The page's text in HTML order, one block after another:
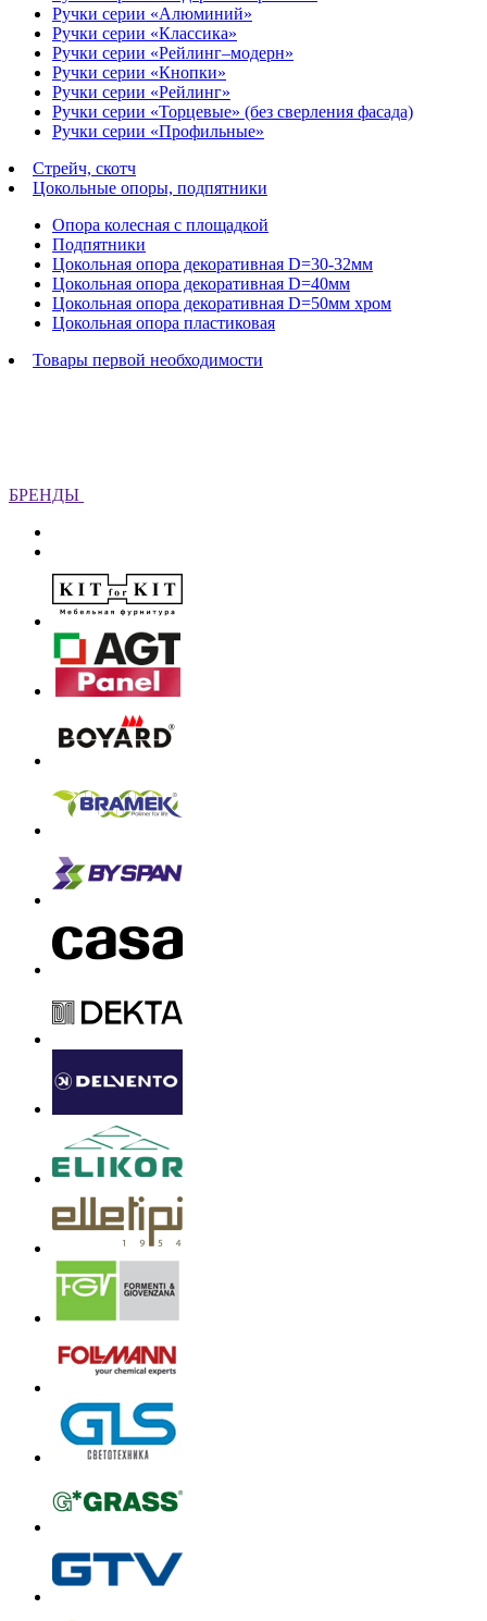
Ручки серии «Алюминий»
Ручки серии «Классика»
Ручки серии «Рейлинг–модерн»
Ручки серии «Кнопки»
Ручки серии «Рейлинг»
Ручки серии «Торцевые» (без сверления фасада)
Ручки серии «Профильные»
Стрейч, скотч
Цокольные опоры, подпятники
Опора колесная с площадкой
Подпятники
Цокольная опора декоративная D=30-32мм
Цокольная опора декоративная D=40мм
Цокольная опора декоративная D=50мм хром
Цокольная опора пластиковая
Товары первой необходимости
БРЕНДЫ